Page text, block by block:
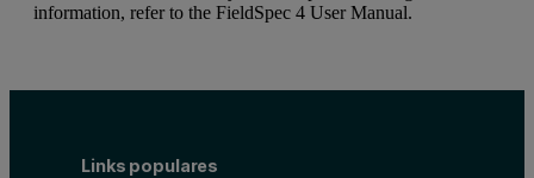
information, refer to the FieldSpec 4 User Manual.
Links populares